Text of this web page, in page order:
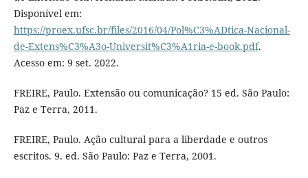
Disponível em:
https://proex.ufsc.br/files/2016/04/Pol%C3%ADtica-Nacional-
de-Extens%C3%A3o-Universit%C3%A1ria-e-book.pdf.
Acesso em: 9 set. 2022.
FREIRE, Paulo. Extensão ou comunicação? 15 ed. São Paulo:
Paz e Terra, 2011.
FREIRE, Paulo. Ação cultural para a liberdade e outros
escritos. 9. ed. São Paulo: Paz e Terra, 2001.